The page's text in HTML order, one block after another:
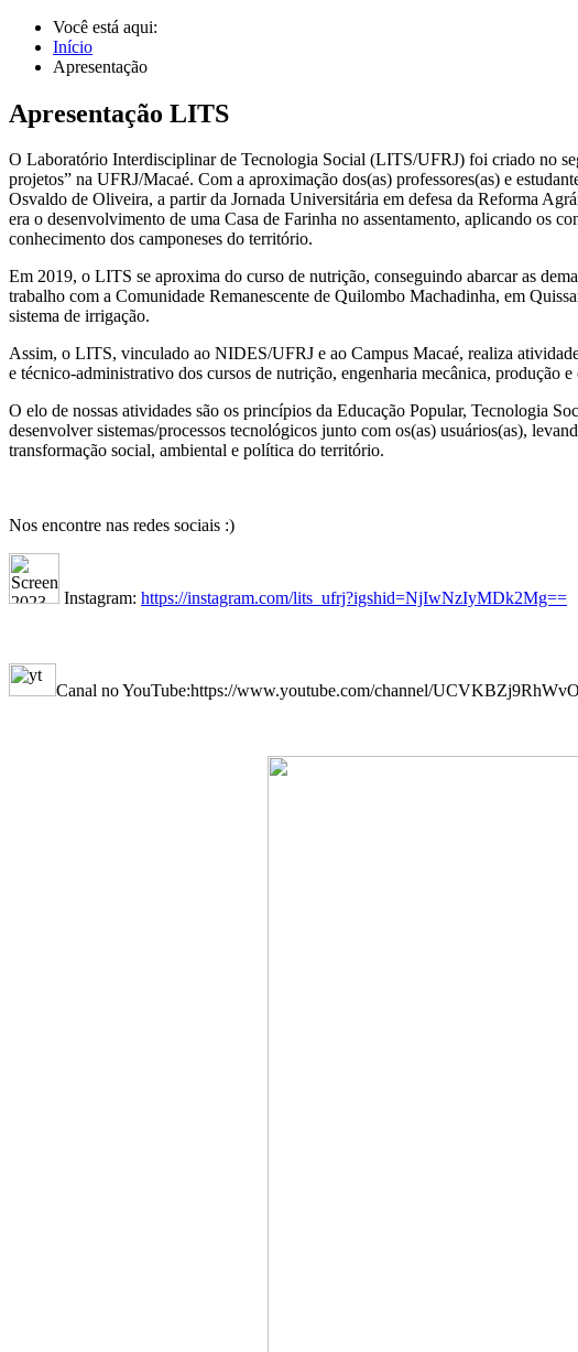
Você está aqui:
Início
Apresentação
Apresentação LITS
O Laboratório Interdisciplinar de Tecnologia Social (LITS/UFRJ) foi criado no
projetos” na UFRJ/Macaé. Com a aproximação dos(as) professores(as) e
Osvaldo de Oliveira, a partir da Jornada Universitária em defesa da Reforma
era o desenvolvimento de uma Casa de Farinha no assentamento, aplicando os
conhecimento dos camponeses do território.
Em 2019, o LITS se aproxima do curso de nutrição, conseguindo abarcar as
trabalho com a Comunidade Remanescente de Quilombo Machadinha, em
sistema de irrigação.
Assim, o LITS, vinculado ao NIDES/UFRJ e ao Campus Macaé, realiza
e técnico-administrativo dos cursos de nutrição, engenharia mecânica, produção
O elo de nossas atividades são os princípios da Educação Popular, Tecnologia
desenvolver sistemas/processos tecnológicos junto com os(as) usuários(as),
transformação social, ambiental e política do território.
Nos encontre nas redes sociais :)
Instagram: https://instagram.com/lits_ufrj?igshid=NjIwNzIyMDk2Mg==
Canal no YouTube:https://www.youtube.com/channel/